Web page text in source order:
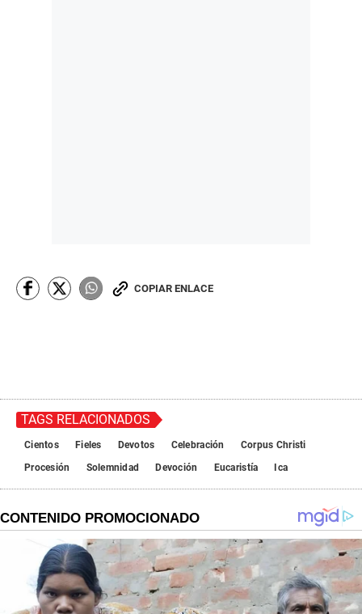
COPIAR ENLACE
TAGS RELACIONADOS
Cientos Fieles Devotos Celebración
Corpus Christi
Procesión
Solemnidad Devoción Eucaristía Ica